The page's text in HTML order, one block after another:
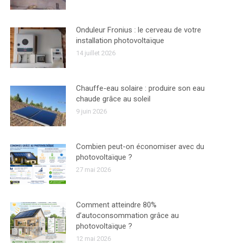
Onduleur Fronius : le cerveau de votre
installation photovoltaïque
14 juillet 2026
Chauffe-eau solaire : produire son eau
chaude grâce au soleil
9 juin 2026
Combien peut-on économiser avec du
photovoltaïque ?
27 mai 2026
Comment atteindre 80%
d’autoconsommation grâce au
photovoltaïque ?
12 mai 2026